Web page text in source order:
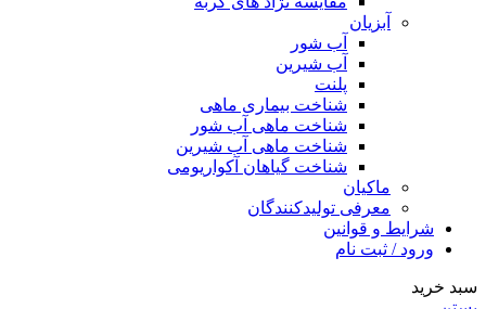
آبزیان
آب شور
آب شیرین
پلنت
شناخت بیماری ماهی
شناخت ماهی آب شور
شناخت ماهی آب شیرین
شناخت گیاهان آکواریومی
ماکیان
معرفی تولیدکنندگان
شرایط و قوانین
ورود / ثبت نام
سبد خرید